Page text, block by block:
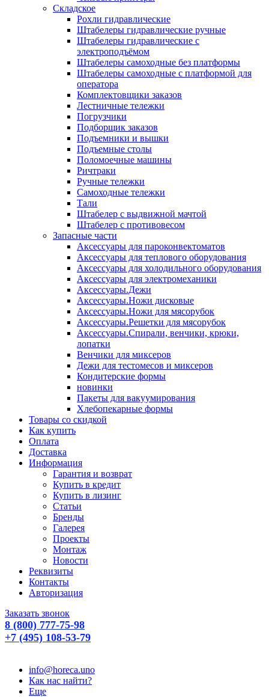
Складское
Рохли гидравлические
Штабелеры гидравлические ручные
Штабелеры гидравлические с
электроподъёмом
Штабелеры самоходные без платформы
Штабелеры самоходные с платформой для
оператора
Комплектовщики заказов
Лестничные тележки
Погрузчики
Подборщик заказов
Подъемники и вышки
Подъемные столы
Поломоечные машины
Ричтраки
Ручные тележки
Самоходные тележки
Тали
Штабелер с выдвижной мачтой
Штабелер с противовесом
Запасные части
Аксессуары для пароконвектоматов
Аксессуары для теплового оборудования
Аксессуары для холодильного оборудования
Аксессуары для электромеханики
Аксессуары.Дежи
Аксессуары.Ножи дисковые
Аксессуары.Ножи для мясорубок
Аксессуары.Решетки для мясорубок
Аксессуары.Спирали, венчики, крюки,
лопатки
Венчики для миксеров
Дежи для тестомесов и миксеров
Кондитерские формы
новинки
Пакеты для вакуумирования
Хлебопекарные формы
Товары со скидкой
Как купить
Оплата
Доставка
Информация
Гарантия и возврат
Купить в кредит
Купить в лизинг
Статьи
Бренды
Галерея
Проекты
Монтаж
Новости
Реквизиты
Контакты
Авторизация
Заказать звонок
8 (800) 777-75-98
+7 (495) 108-53-79
info@horeca.uno
Как нас найти?
Еще